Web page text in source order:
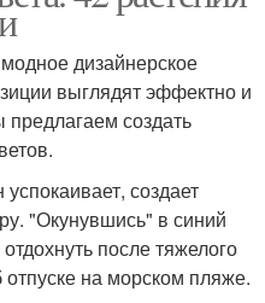
дизайнерское
выглядят эффектно и
создать
создает
"Окунувшись" в синий
после тяжелого
отпуске на морском пляже.